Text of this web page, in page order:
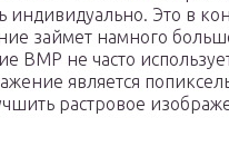
индивидуально. Это в
займет намного
BMP не часто
является
растровое